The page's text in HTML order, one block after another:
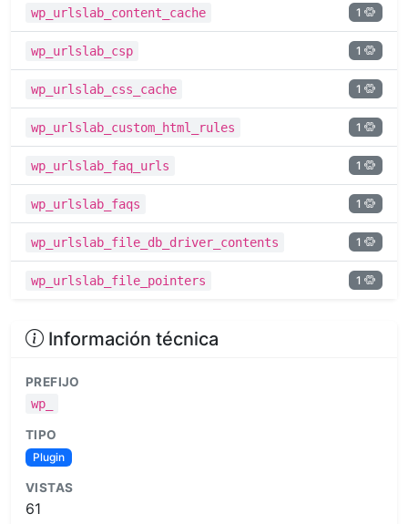
wp_urlslab_content_cache 1
wp_urlslab_csp 1
wp_urlslab_css_cache 1
wp_urlslab_custom_html_rules 1
wp_urlslab_faq_urls 1
wp_urlslab_faqs 1
wp_urlslab_file_db_driver_contents 1
wp_urlslab_file_pointers 1
Información técnica
PREFIJO
wp_
TIPO
Plugin
VISTAS
61